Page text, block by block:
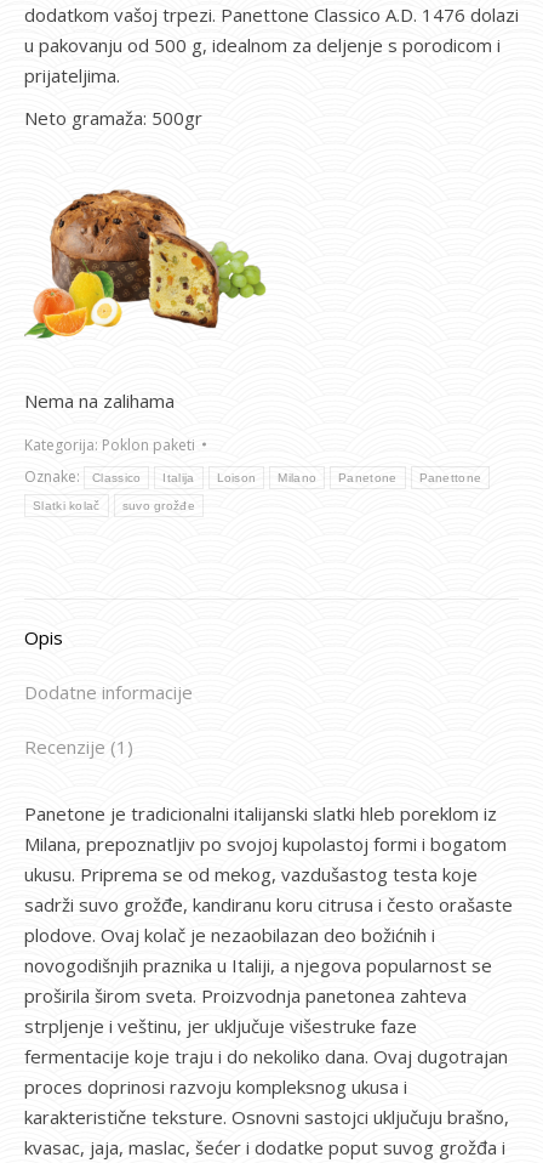
dodatkom vašoj trpezi. Panettone Classico A.D. 1476 dolazi
u pakovanju od 500 g, idealnom za deljenje s porodicom i
prijateljima.
Neto gramaža: 500gr
Nema na zalihama
Kategorija: Poklon paketi
Oznake:
Classico Italija Loison Milano Panetone Panettone
Slatki kolač suvo grožđe
Opis
Dodatne informacije
Recenzije (1)
Panetone je tradicionalni italijanski slatki hleb poreklom iz
Milana, prepoznatljiv po svojoj kupolastoj formi i bogatom
ukusu. Priprema se od mekog, vazdušastog testa koje
sadrži suvo grožđe, kandiranu koru citrusa i često orašaste
plodove. Ovaj kolač je nezaobilazan deo božićnih i
novogodišnjih praznika u Italiji, a njegova popularnost se
proširila širom sveta. Proizvodnja panetonea zahteva
strpljenje i veštinu, jer uključuje višestruke faze
fermentacije koje traju i do nekoliko dana. Ovaj dugotrajan
proces doprinosi razvoju kompleksnog ukusa i
karakteristične teksture. Osnovni sastojci uključuju brašno,
kvasac, jaja, maslac, šećer i dodatke poput suvog grožđa i